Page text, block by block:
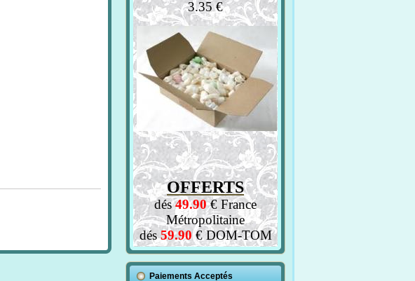
3.35 €
OFFERTS
dés49.90€ France
Métropolitaine
dés59.90€ DOM-TOM
Paiements Acceptés